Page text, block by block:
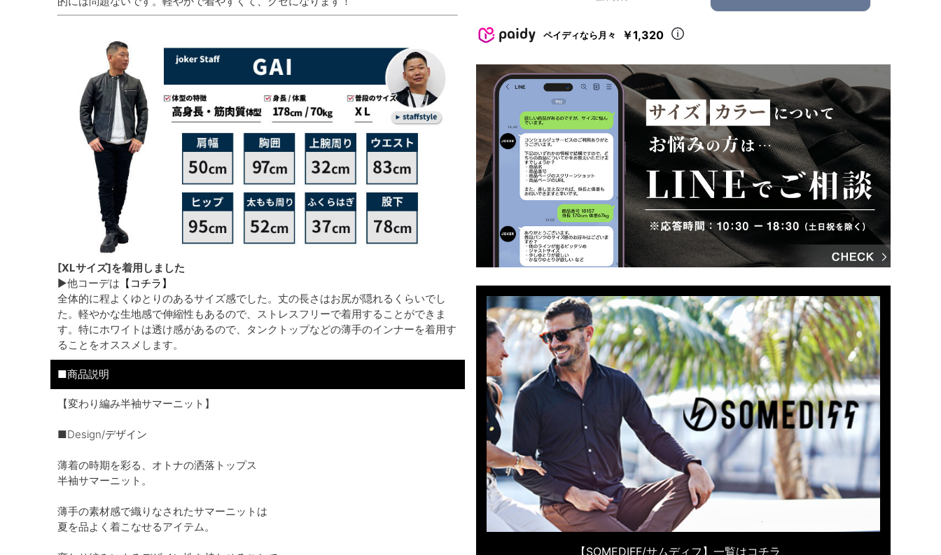
[XLサイズ]を着用しました
▶他コーデは 【コチラ】
全体的に程よくゆとりのあるサイズ感でした。丈の長さはお尻が隠れるくらいでし
た。軽やかな生地感で伸縮性もあるので、ストレスフリーで着用することができま
す。特にホワイトは透け感があるので、タンクトップなどの薄手のインナーを着用す
ることをオススメします。
■商品説明
【変わり編み半袖サマーニット】
■Design/デザイン
薄着の時期を彩る、オトナの洒落トップス
半袖サマーニット。
薄手の素材感で織りなされたサマーニットは
夏を品よく着こなせるアイテム。
ペイディなら月々 ￥1,320
【SOMEDIFF/サムディフ】一覧はコチラ